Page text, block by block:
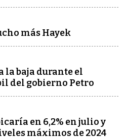
más Hayek
la baja durante el
del gobierno Petro
en 6,2% en julio y
máximos de 2024